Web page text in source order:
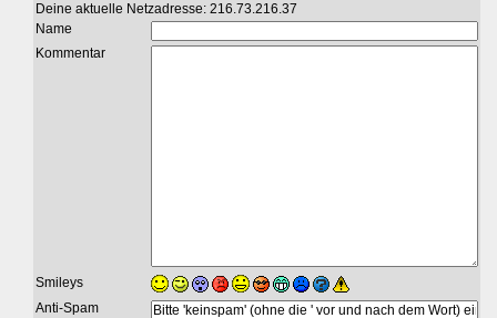
Deine aktuelle Netzadresse: 216.73.216.37
Name
Kommentar
Smileys
Anti-Spam